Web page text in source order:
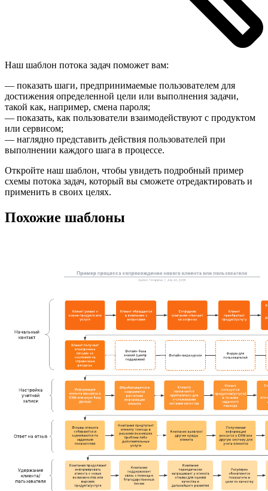
Наш шаблон потока задач поможет вам:
— показать шаги, предпринимаемые пользователем для
достижения определенной цели или выполнения задачи,
такой как, например, смена пароля;
— показать, как пользователи взаимодействуют с продуктом
или сервисом;
— наглядно представить действия пользователей при
выполнении каждого шага в процессе.
Откройте наш шаблон, чтобы увидеть подробный пример
схемы потока задач, который вы сможете отредактировать и
применить в своих целях.
Похожие шаблоны